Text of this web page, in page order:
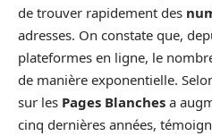
de trouver rapidement des
adresses. On constate que,
plateformes en ligne, le
de manière exponentielle.
sur les Pages Blanches a
cinq dernières années,